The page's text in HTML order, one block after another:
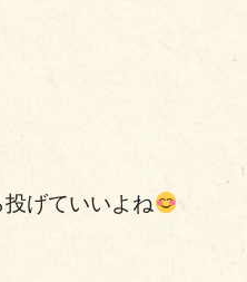
げていいよね